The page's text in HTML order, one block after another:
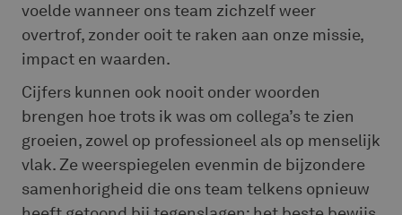
voelde wanneer ons team zichzelf weer
overtrof, zonder ooit te raken aan onze missie,
impact en waarden.
Cijfers kunnen ook nooit onder woorden
brengen hoe trots ik was om collega’s te zien
groeien, zowel op professioneel als op menselijk
vlak. Ze weerspiegelen evenmin de bijzondere
samenhorigheid die ons team telkens opnieuw